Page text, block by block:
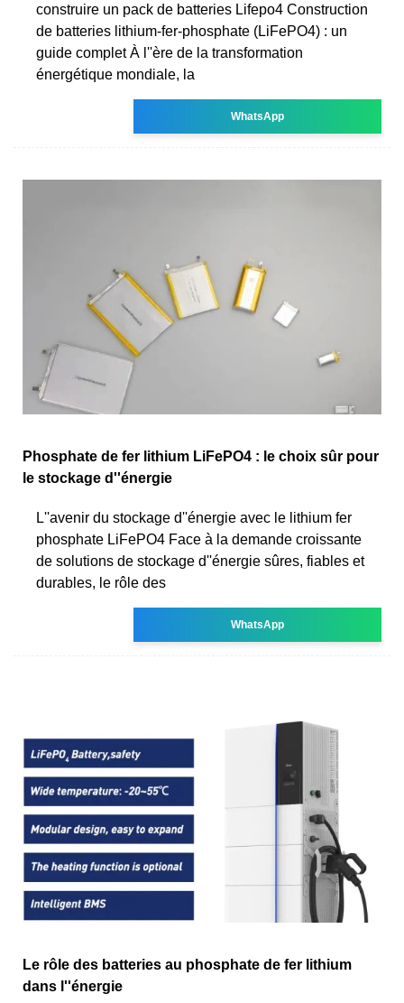
construire un pack de batteries Lifepo4 Construction
de batteries lithium-fer-phosphate (LiFePO4) : un
guide complet À l''ère de la transformation
énergétique mondiale, la
WhatsApp
Phosphate de fer lithium LiFePO4 : le choix sûr pour
le stockage d''énergie
L''avenir du stockage d''énergie avec le lithium fer
phosphate LiFePO4 Face à la demande croissante
de solutions de stockage d''énergie sûres, fiables et
durables, le rôle des
WhatsApp
Le rôle des batteries au phosphate de fer lithium
dans l''énergie